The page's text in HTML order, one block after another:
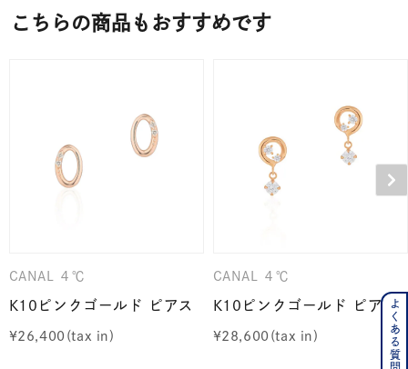
こちらの商品もおすすめです
CANAL ４℃
K10ピンクゴールド ピアス
¥26,400
CANAL ４℃
K10ピンクゴールド ピアス
¥28,600